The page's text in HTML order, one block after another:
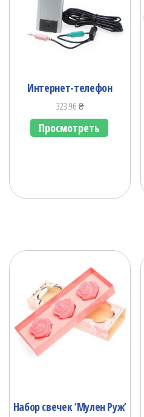
Интернет-телефон
323.96₴
Просмотреть
Набор свечек ‘Мулен Руж’